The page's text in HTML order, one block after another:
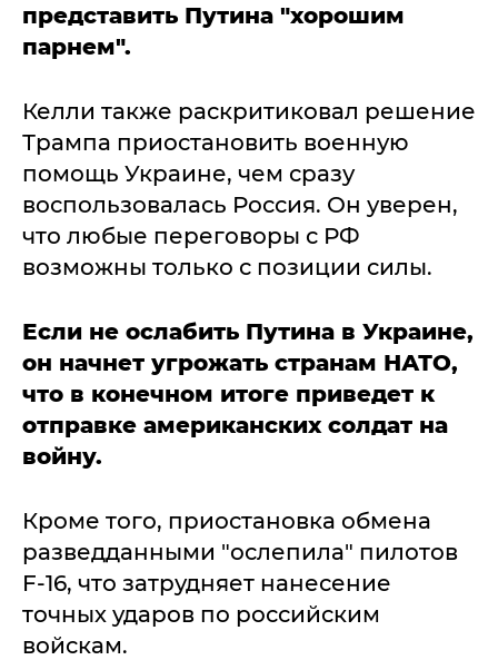
представить Путина "хорошим
парнем".
Келли также раскритиковал решение
Трампа приостановить военную
помощь Украине, чем сразу
воспользовалась Россия. Он уверен,
что любые переговоры с РФ
возможны только с позиции силы.
Если не ослабить Путина в Украине,
он начнет угрожать странам НАТО,
что в конечном итоге приведет к
отправке американских солдат на
войну.
Кроме того, приостановка обмена
разведданными "ослепила" пилотов
F-16, что затрудняет нанесение
точных ударов по российским
войскам.